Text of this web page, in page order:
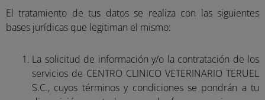
El tratamiento de tus datos se realiza con las siguientes
bases jurídicas que legitiman el mismo:
La solicitud de información y/o la contratación de los
servicios de CENTRO CLINICO VETERINARIO TERUEL
S.C., cuyos términos y condiciones se pondrán a tu